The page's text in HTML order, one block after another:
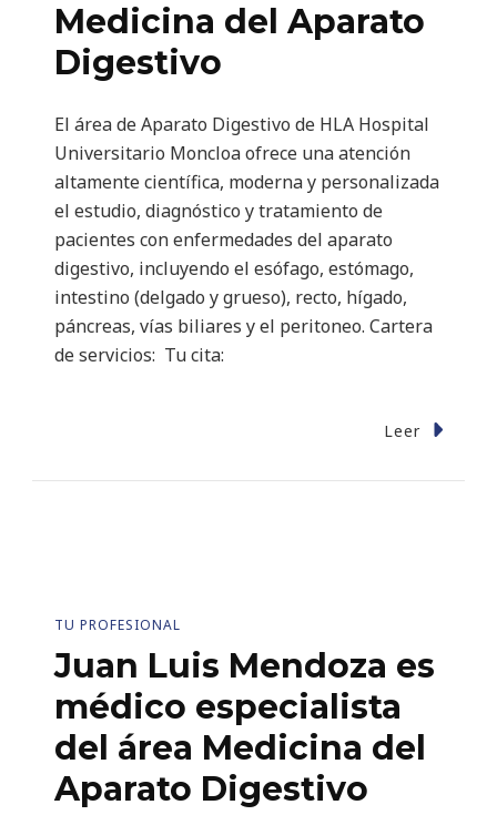
Medicina del Aparato
Digestivo
El área de Aparato Digestivo de HLA Hospital
Universitario Moncloa ofrece una atención
altamente científica, moderna y personalizada
el estudio, diagnóstico y tratamiento de
pacientes con enfermedades del aparato
digestivo, incluyendo el esófago, estómago,
intestino (delgado y grueso), recto, hígado,
páncreas, vías biliares y el peritoneo. Cartera
de servicios: Tu cita:
Leer
TU PROFESIONAL
Juan Luis Mendoza es
médico especialista
del área Medicina del
Aparato Digestivo